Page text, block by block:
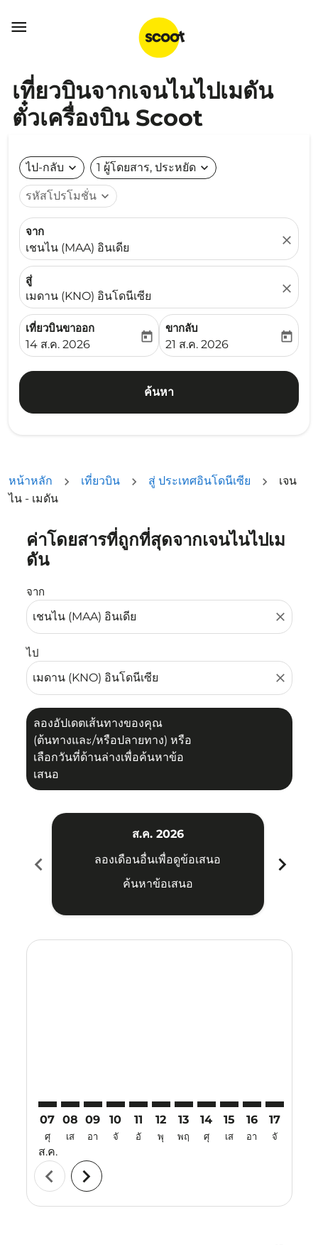

เที่ยวบินจากเจนไนไปเมดัน
ตั๋วเครื่องบิน Scoot
ไป-กลับ expand_more 1 ผู้โดยสาร, ประหยัด expand_more
รหัสโปรโมชั่น expand_more
จาก
เชนไน (MAA) อินเดีย
close
สู่
เมดาน (KNO) อินโดนีเซีย
close
เที่ยวบินขาออก
fc-booking-departure-date-aria-label
14 ส.ค. 2026
today
ขากลับ
fc-booking-return-date-
21 ส.ค. 2026
today
ค้นหา
หน้าหลัก เที่ยวบิน สู่ ประเทศอินโดนีเซีย
เจน
ไน - เมดัน
ค่าโดยสารที่ถูกที่สุดจากเจนไนไปเม
ดัน
จาก
close
ไป
close
ลองอัปเดตเส้นทางของคุณ
(ต้นทางและ/หรือปลายทาง) หรือ
เลือกวันที่ด้านล่างเพื่อค้นหาข้อ
เสนอ
ลองอัปเดตเส้นทางของคุณ (ต้นทางและ/หรือปลายทาง) หรื
chevron_left
ส.ค. 2026
ลองเดือนอื่นเพื่อดูข้อเสนอ
ค้นหาข้อเสนอ
chevron_right
07
ศุ
ส.ค.
08
เส
09
อา
10
จั
11
อั
12
พุ
13
พฤ
14
ศุ
15
เส
16
อา
17
จั
chevron_left chevron_right